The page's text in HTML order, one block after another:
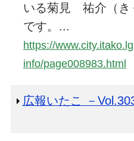
いる菊見 祐介（
です。...
https://
info/page008983.html
広報いたこ －